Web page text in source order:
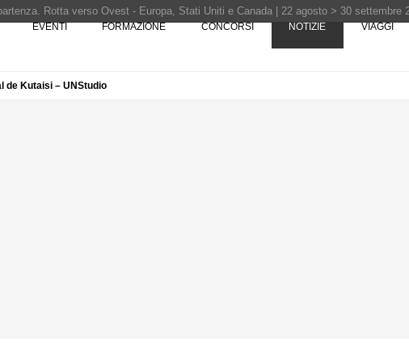
EVENTI FORMAZIONE CONCORSI NOTIZIE VIAGGI
de Kutaisi – UNStudio
Rotta verso Ovest - Europa, Stati Uniti e Canada | 22 agosto > 30 settembre